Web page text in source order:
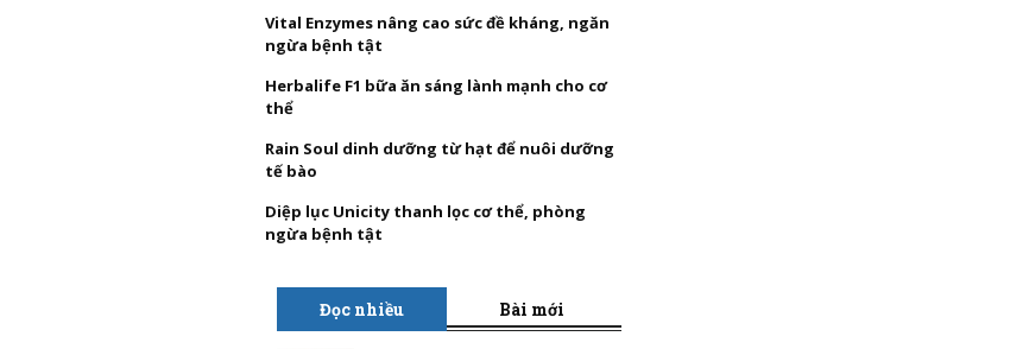
Vital Enzymes nâng cao sức đề kháng, ngăn
ngừa bệnh tật
Herbalife F1 bữa ăn sáng lành mạnh cho cơ
thể
Rain Soul dinh dưỡng từ hạt để nuôi dưỡng
tế bào
Diệp lục Unicity thanh lọc cơ thể, phòng
ngừa bệnh tật
Đọc nhiều Bài mới